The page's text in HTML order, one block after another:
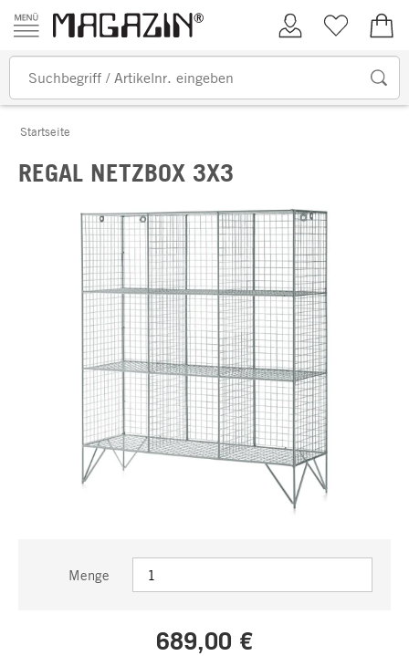
Zum Inhalt springen
Kundenkonto
Merkliste
Startseite
REGAL NETZBOX 3X3
Menge
689,00 €